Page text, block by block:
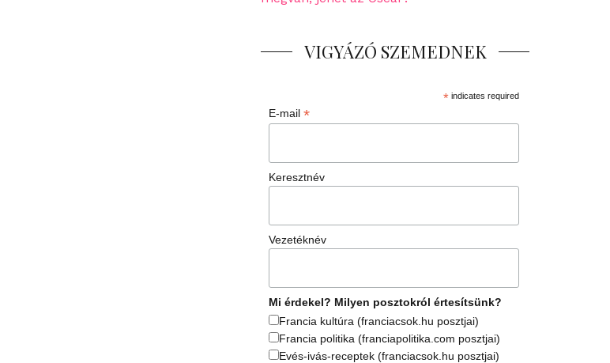
VIGYÁZÓ SZEMEDNEK
*indicates required
E-mail*
Keresztnév
Vezetéknév
Mi érdekel? Milyen posztokról értesítsünk?
Francia kultúra (franciacsok.hu posztjai)
Francia politika (franciapolitika.com posztjai)
Evés-ivás-receptek (franciacsok.hu posztjai)